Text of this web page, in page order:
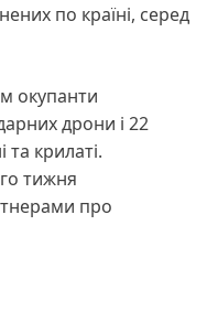
по країні, серед
окупанти
дрони і 22
та крилаті.
тижня
про